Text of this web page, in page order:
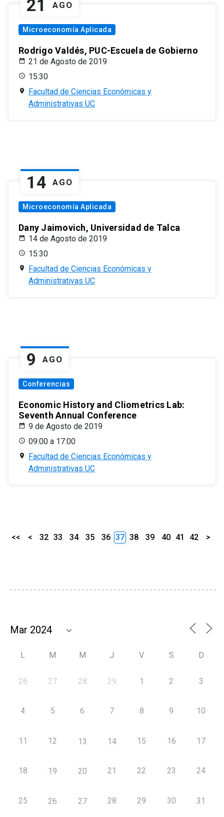
21 AGO
Microeconomía Aplicada
Rodrigo Valdés, PUC-Escuela de Gobierno
21 de Agosto de 2019
15:30
Facultad de Ciencias Económicas y
Administrativas UC
14 AGO
Microeconomía Aplicada
Dany Jaimovich, Universidad de Talca
14 de Agosto de 2019
15:30
Facultad de Ciencias Económicas y
Administrativas UC
9 AGO
Conferencias
Economic History and Cliometrics Lab:
Seventh Annual Conference
9 de Agosto de 2019
09:00 a 17:00
Facultad de Ciencias Económicas y
Administrativas UC
<< < 32 33 34 35 36 37 38 39 40 41 42 >
L M M J V S D
26 27 28 29 1 2 3
4 5 6 7 8 9 10
11 12 13 14 15 16 17
18 19 20 21 22 23 24
25 26 27 28 29 30 31